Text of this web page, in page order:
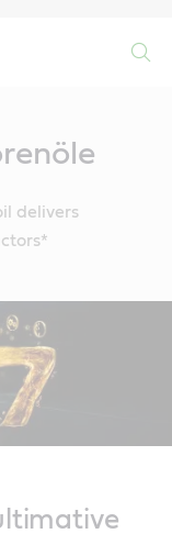
delivers